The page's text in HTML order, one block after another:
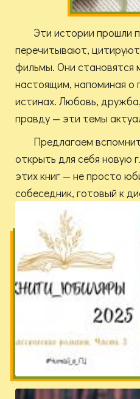
Эти истории прошли
перечитывают,
фильмы. Они
настоящим, напоминая о
истинах. Любовь,
правду — эти темы
Предлагаем
открыть для себя новую
этих книг — не просто
собеседник, готовый к